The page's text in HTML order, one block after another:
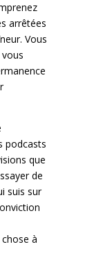
arrêtées
Vous
podcasts
que
de
suis sur
à